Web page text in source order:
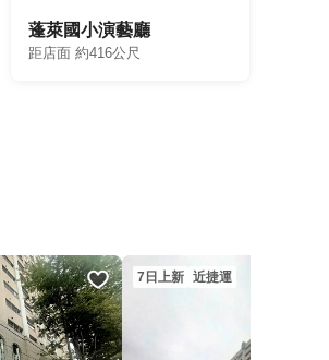
蓬萊國小演藝廳
距店面 約416公尺
7日上新 近捷運